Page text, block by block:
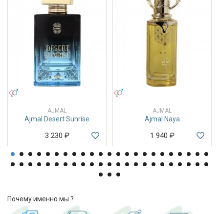
AJMAL
Ajmal Desert Sunrise
3 230 ₽
AJMAL
Ajmal Naya
1 940 ₽
Почему именно мы ?